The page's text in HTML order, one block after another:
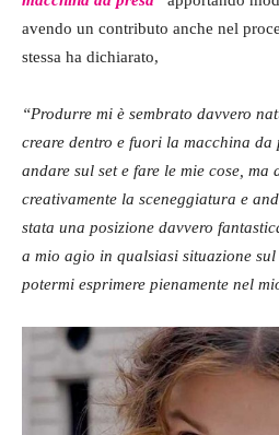
avendo un contributo anche nel
stessa ha dichiarato,
“Produrre mi è sembrato davvero
creare dentro e fuori la macchina da
andare sul set e fare le mie cose, ma
creativamente la sceneggiatura e
stata una posizione davvero
a mio agio in qualsiasi situazione sul
potermi esprimere pienamente nel